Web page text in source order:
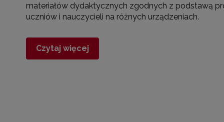
materiałów dydaktycznych zgodnych z podstawą
uczniów i nauczycieli na różnych urządzeniach.
Czytaj więcej